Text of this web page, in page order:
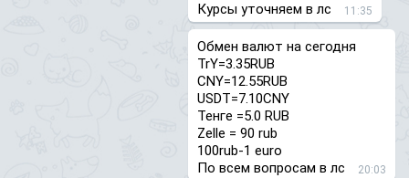
Курсы уточняем в лс
11:35
Обмен валют на сегодня
TrY=3.35RUB
CNY=12.55RUB
USDT=7.10CNY
Тенге =5.0 RUB
Zelle = 90 rub
100rub-1 euro
По всем вопросам в лс
20:03